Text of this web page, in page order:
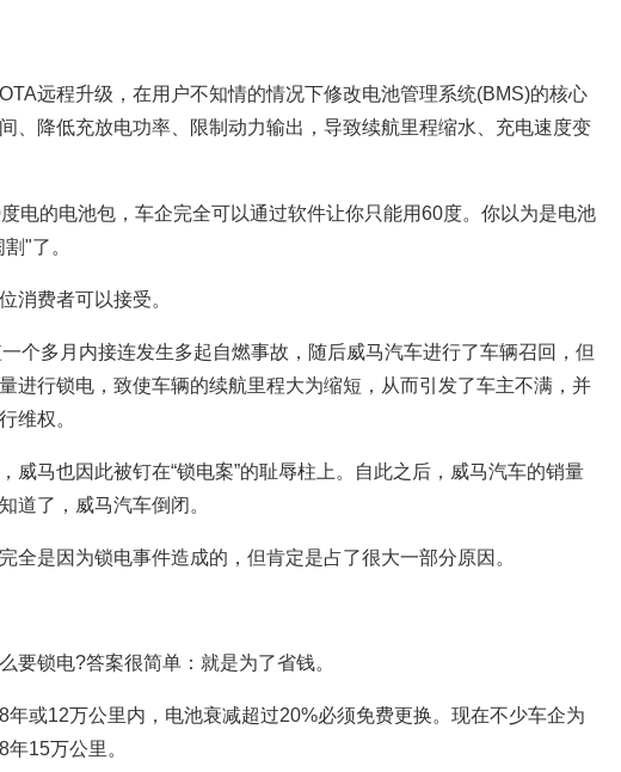
远程升级，在用户不知情的情况下修改电池管理系统(BMS)的核心
、降低充放电功率、限制动力输出，导致续航里程缩水、充电速度变
电的电池包，车企完全可以通过软件让你只能用60度。你以为是电池
"了。
消费者可以接受。
个多月内接连发生多起自燃事故，随后威马汽车进行了车辆召回，但
进行锁电，致使车辆的续航里程大为缩短，从而引发了车主不满，并
维权。
威马也因此被钉在“锁电案”的耻辱柱上。自此之后，威马汽车的销量
道了，威马汽车倒闭。
全是因为锁电事件造成的，但肯定是占了很大一部分原因。
要锁电?答案很简单：就是为了省钱。
年或12万公里内，电池衰减超过20%必须免费更换。现在不少车企为
15万公里。